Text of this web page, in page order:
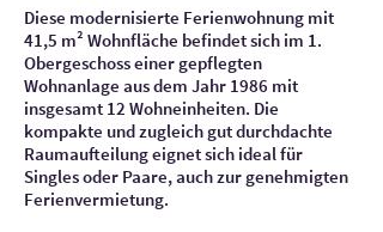
Diese modernisierte Ferienwohnung mit
41,5 m² Wohnfläche befindet sich im 1.
Obergeschoss einer gepflegten
Wohnanlage aus dem Jahr 1986 mit
insgesamt 12 Wohneinheiten. Die
kompakte und zugleich gut durchdachte
Raumaufteilung eignet sich ideal für
Singles oder Paare, auch zur genehmigten
Ferienvermietung.